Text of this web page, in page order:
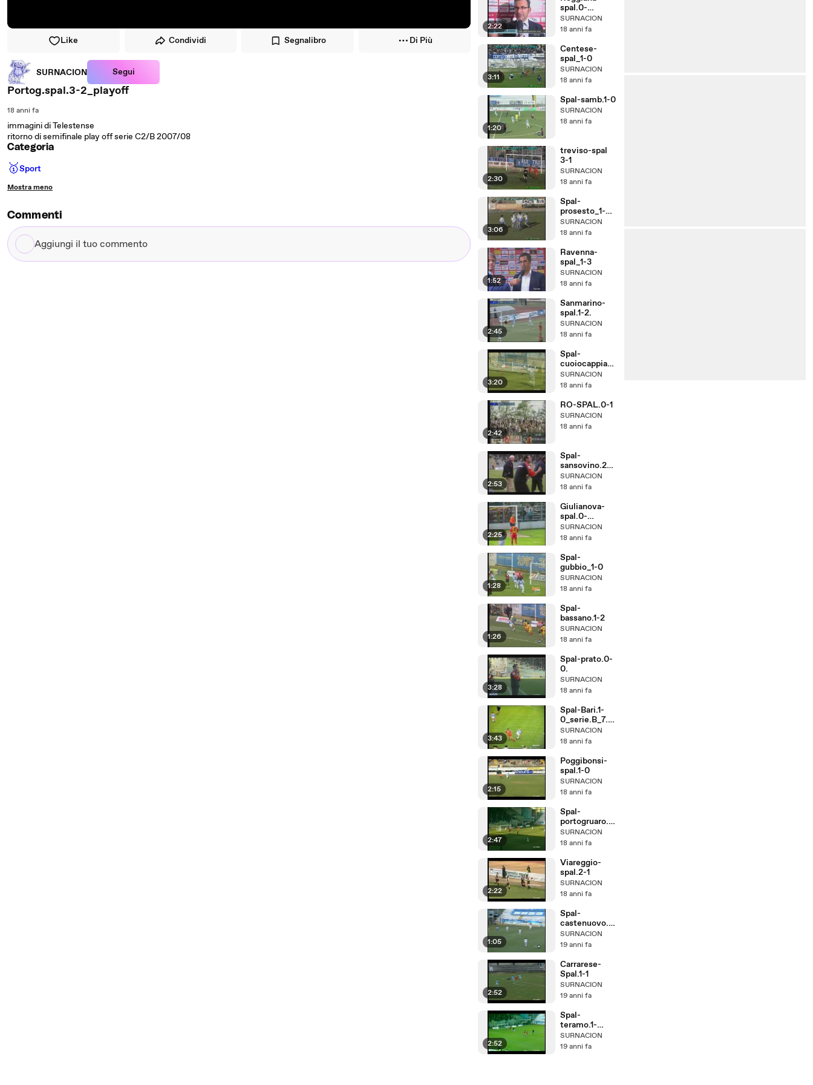
Like Condividi Segnalibro Di Più
SURNACION Segui
Portog.spal.3-2_playoff
18 anni fa
immagini di Telestense
ritorno di semifinale play off serie C2/B 2007/08
Categoria
🥇Sport
Mostra meno
Commenti
Aggiungi
il
2:22
spal.0-
2_2008.09
SURNACION
18 anni fa
3:11
Centese-
spal_1-0
SURNACION
18 anni fa
1:20
Spal-samb.1-0
SURNACION
18 anni fa
2:30
treviso-spal
3-1
SURNACION
18 anni fa
3:06
Spal-
prosesto_1-
0_89.90
SURNACION
18 anni fa
1:52
Ravenna-
spal_1-3
SURNACION
18 anni fa
2:45
Sanmarino-
spal.1-2.
SURNACION
18 anni fa
3:20
Spal-
cuoiocappian
o.0-2
SURNACION
18 anni fa
2:42
RO-SPAL.0-1
SURNACION
18 anni fa
2:53
Spal-
sansovino.2-
2.
SURNACION
18 anni fa
2:25
Giulianova-
spal.0-
0_2007-08
SURNACION
18 anni fa
1:28
Spal-
gubbio_1-0
SURNACION
18 anni fa
1:26
Spal-
bassano.1-2
SURNACION
18 anni fa
3:28
Spal-prato.0-
0.
SURNACION
18 anni fa
3:43
Spal-Bari.1-
0_serie.B_7.gi
orn_92.93
SURNACION
18 anni fa
2:15
Poggibonsi-
spal.1-0
SURNACION
18 anni fa
2:47
Spal-
portogruaro.2
-2
SURNACION
18 anni fa
2:22
Viareggio-
spal.2-1
SURNACION
18 anni fa
1:05
Spal-
castenuovo.0
-0
SURNACION
19 anni fa
2:52
Carrarese-
Spal.1-1
SURNACION
19 anni fa
2:52
Spal-
teramo.1-
0.xvid
SURNACION
19 anni fa